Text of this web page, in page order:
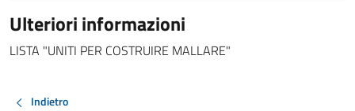
Ulteriori informazioni
LISTA "UNITI PER COSTRUIRE MALLARE"
Indietro